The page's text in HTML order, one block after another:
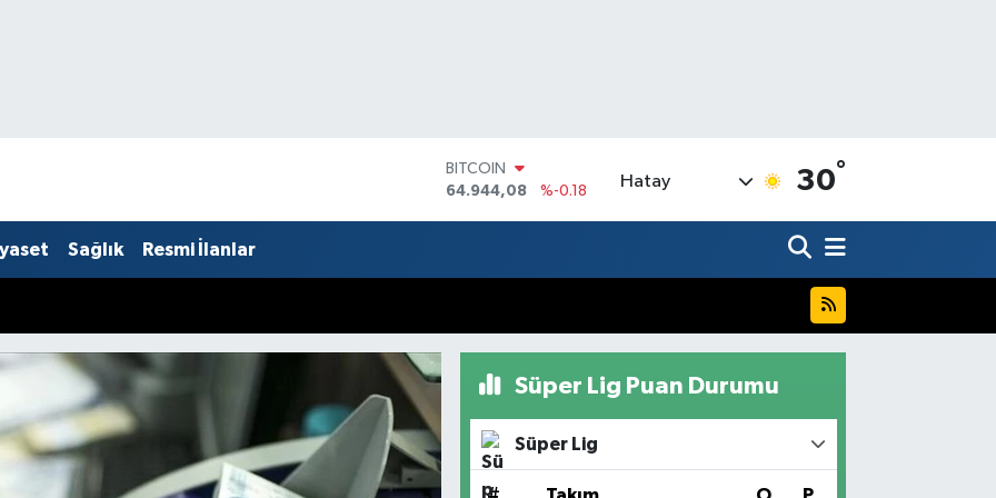
DOLAR
47,7436
%0.18
64,4811
%0.38
BITCOIN
Hatay 30°
Sağlık Resmi İlanlar
Süper Lig Puan Durumu
Süper Lig